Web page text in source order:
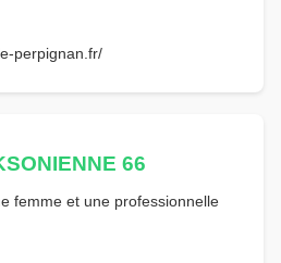
perpignan.fr/
66
femme et une professionnelle